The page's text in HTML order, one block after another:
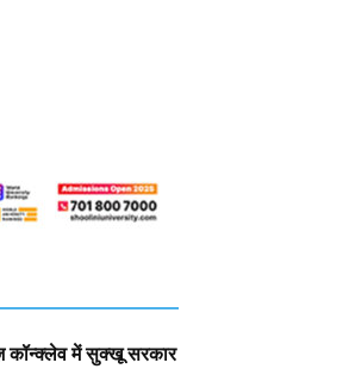
कॉन्क्लेव में सुक्खू सरकार